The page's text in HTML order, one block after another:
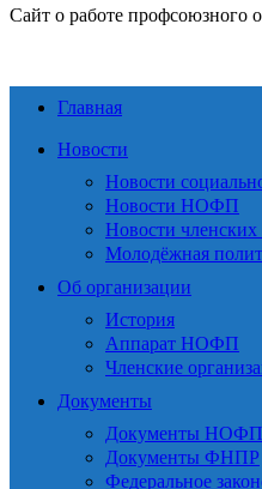
Сайт о работе профсоюзного
Главная
Новости
Новости
Новости НОФП
Новости членских
Молодёжная
Об организации
История
Аппарат НОФП
Членские
Документы
Документы НОФП
Документы ФНПР
Федеральное